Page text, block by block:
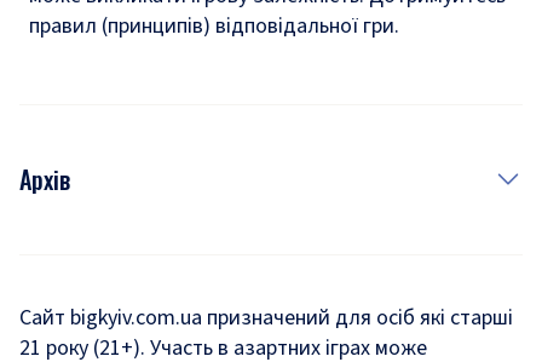
правил (принципів) відповідальної гри.
Архів
Комуналка
Сайт bigkyiv.com.ua призначений для осіб які старші
21 року (21+). Участь в азартних іграх може